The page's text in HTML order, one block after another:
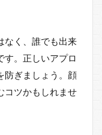
なく、誰でも出来
す。正しいアプロ
防ぎましょう。顔
コツかもしれませ